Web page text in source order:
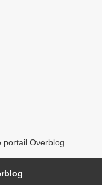
portail Overblog